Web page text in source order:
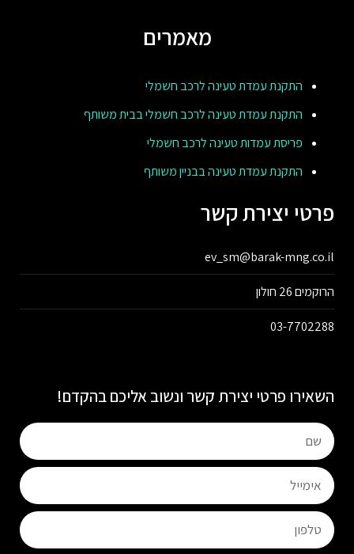
מאמרים
התקנת עמדת טעינה לרכב חשמלי
התקנת עמדת טעינה לרכב חשמלי בבית משותף
פריסת עמדות טעינה לרכב חשמלי
התקנת עמדת טעינה בבניין משותף
פרטי יצירת קשר
ev_sm@barak-mng.co.il
הרוקמים 26 חולון
03-7702288
השאירו פרטי יצירת קשר ונשוב אליכם בהקדם!